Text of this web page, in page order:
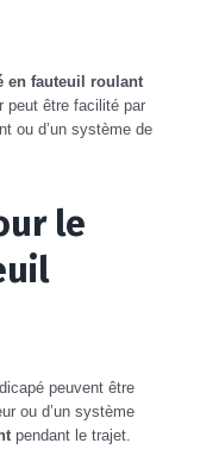
en fauteuil roulant
peut être facilité par
ou d’un système de
le
peuvent être
ou d’un système
pendant le trajet.